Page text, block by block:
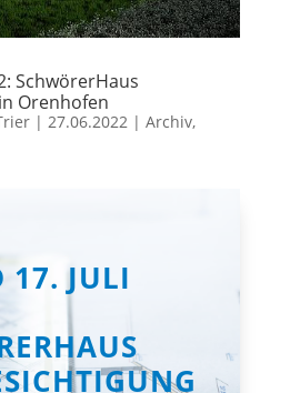
SchwörerHaus
Orenhofen
| 27.06.2022| Archiv,
17. JULI